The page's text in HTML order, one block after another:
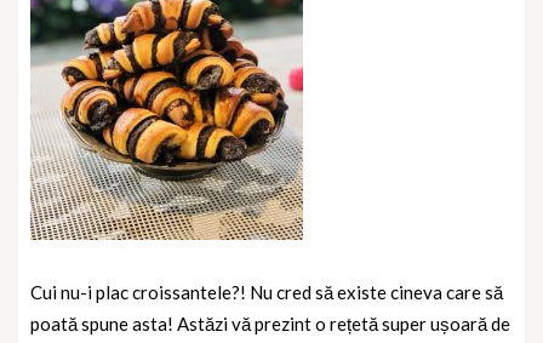
Cui nu-i plac croissantele?! Nu cred să existe cineva care să
poată spune asta! Astăzi vă prezint o rețetă super ușoară de